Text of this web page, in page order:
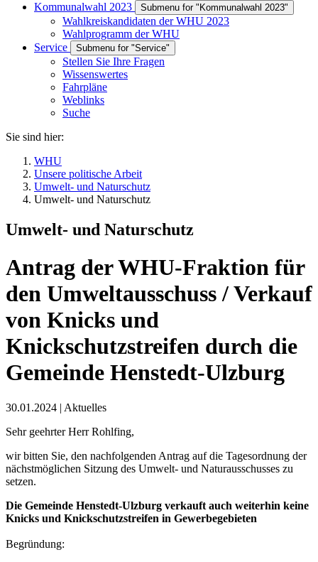
Kommunalwahl 2023
Submenu for "Kommunalwahl 2023"
Wahlkreiskandidaten der WHU 2023
Wahlprogramm der WHU
Service
Submenu for "Service"
Stellen Sie Ihre Fragen
Wissenswertes
Fahrpläne
Weblinks
Suche
Sie sind hier:
WHU
Unsere politische Arbeit
Umwelt- und Naturschutz
Umwelt- und Naturschutz
Umwelt- und Naturschutz
Antrag der WHU-Fraktion für
den Umweltausschuss / Verkauf
von Knicks und
Knickschutzstreifen durch die
Gemeinde Henstedt-Ulzburg
30.01.2024 | Aktuelles
Sehr geehrter Herr Rohlfing,
wir bitten Sie, den nachfolgenden Antrag auf die Tagesordnung der
nächstmöglichen Sitzung des Umwelt- und Naturausschusses zu
setzen.
Die Gemeinde Henstedt-Ulzburg verkauft auch weiterhin keine
Knicks und Knickschutzstreifen in Gewerbegebieten
Begründung: